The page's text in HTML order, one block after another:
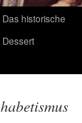
Das historische
Dessert